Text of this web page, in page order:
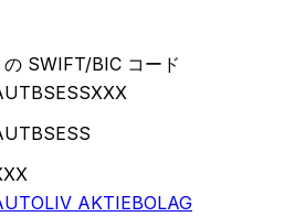
SWIFT/BIC コード
AKTIEBOLAG